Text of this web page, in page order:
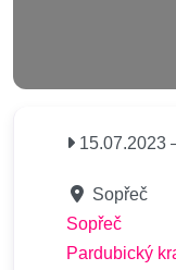
15.07.2023
Sopřeč
Sopřeč
Pardubický